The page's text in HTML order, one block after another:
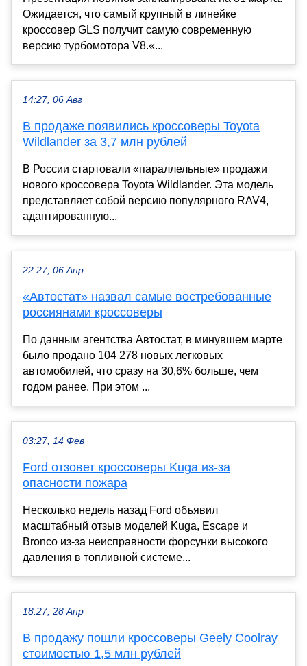
Ожидается, что самый крупный в линейке
кроссовер GLS получит самую современную
версию турбомотора V8.«...
14:27, 06 Авг
В продаже появились кроссоверы Toyota
Wildlander за 3,7 млн рублей
В России стартовали «параллельные» продажи
нового кроссовера Toyota Wildlander. Эта модель
представляет собой версию популярного RAV4,
адаптированную...
22:27, 06 Апр
«Автостат» назвал самые востребованные
россиянами кроссоверы
По данным агентства Автостат, в минувшем марте
было продано 104 278 новых легковых
автомобилей, что сразу на 30,6% больше, чем
годом ранее. При этом ...
03:27, 14 Фев
Ford отзовет кроссоверы Kuga из-за
опасности пожара
Несколько недель назад Ford объявил
масштабный отзыв моделей Kuga, Escape и
Bronco из-за неисправности форсунки высокого
давления в топливной системе...
18:27, 28 Апр
В продажу пошли кроссоверы Geely Coolray
стоимостью 1,5 млн рублей